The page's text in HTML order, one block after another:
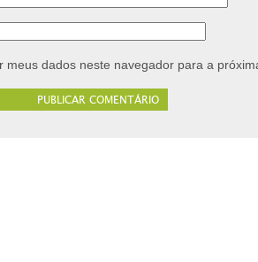
meus dados neste navegador para a